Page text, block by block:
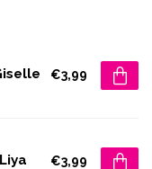
€3,99
€3,99